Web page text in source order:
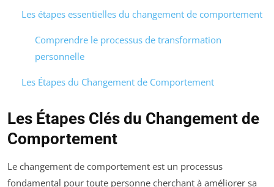
Les étapes essentielles du changement de comportement
Comprendre le processus de transformation
personnelle
Les Étapes du Changement de Comportement
Les Étapes Clés du Changement de
Comportement
Le changement de comportement est un processus
fondamental pour toute personne cherchant à améliorer sa